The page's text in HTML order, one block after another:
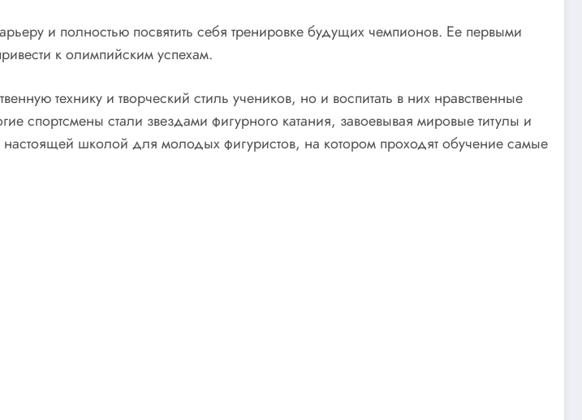
и полностью посвятить себя тренировке будущих чемпионов. Ее первыми
к олимпийским успехам.
технику и творческий стиль учеников, но и воспитать в них нравственные
спортсмены стали звездами фигурного катания, завоевывая мировые титулы и
школой для молодых фигуристов, на котором проходят обучение самые